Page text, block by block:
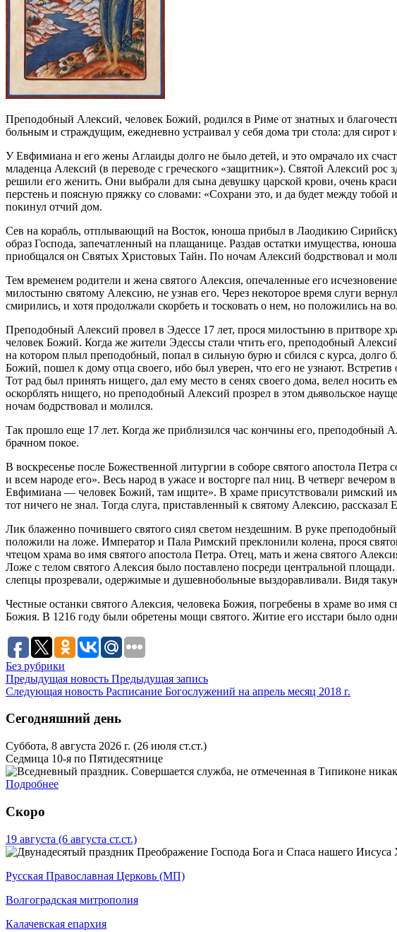
Преподобный Алексий, человек Божий, родился в Риме от знатных и
больным и страждущим, ежедневно устраивал у себя дома три стола: для
У Евфимиана и его жены Аглаиды долго не было детей, и это омрачало их
младенца Алексий (в переводе с греческого «защитник»). Святой Алексий
решили его женить. Они выбрали для сына девушку царской крови, очень
перстень и поясную пряжку со словами: «Сохрани это, и да будет между
покинул отчий дом.
Сев на корабль, отплывающий на Восток, юноша прибыл в Лаодикию
образ Господа, запечатленный на плащанице. Раздав остатки имущества,
приобщался он Святых Христовых Тайн. По ночам Алексий бодрствовал и
Тем временем родители и жена святого Алексия, опечаленные его
милостыню святому Алексию, не узнав его. Через некоторое время слуги
смирились, и хотя продолжали скорбеть и тосковать о нем, но положились на
Преподобный Алексий провел в Эдессе 17 лет, прося милостыню в притворе
человек Божий. Когда же жители Эдессы стали чтить его, преподобный
на котором плыл преподобный, попал в сильную бурю и сбился с курса,
Божий, пошел к дому отца своего, ибо был уверен, что его не узнают.
Тот рад был принять нищего, дал ему место в сенях своего дома, велел
оскорблять нищего, но преподобный Алексий прозрел в этом дьявольское
ночам бодрствовал и молился.
Так прошло еще 17 лет. Когда же приблизился час кончины его, преподобный
брачном покое.
В воскресенье после Божественной литургии в соборе святого апостола
и всем народе его». Весь народ в ужасе и восторге пал ниц. В четверг
Евфимиана ― человек Божий, там ищите». В храме присутствовали римский
тот ничего не знал. Тогда слуга, приставленный к святому Алексию,
Лик блаженно почившего святого сиял светом нездешним. В руке
положили на ложе. Император и Пала Римский преклонили колена, прося
чтецом храма во имя святого апостола Петра. Отец, мать и жена святого
Ложе с телом святого Алексия было поставлено посреди центральной
слепцы прозревали, одержимые и душевнобольные выздоравливали. Видя
Честные останки святого Алексия, человека Божия, погребены в храме во имя
Божия. В 1216 году были обретены мощи святого. Житие его исстари было
Без рубрики
Предыдущая новость Предыдущая запись
Следующая новость Расписание Богослужений на апрель месяц 2018 г.
Сегодняшний день
Суббота, 8 августа 2026 г. (26 июля ст.ст.)
Седмица 10-я по Пятидесятнице
Подробнее
Скоро
19 августа (6 августа ст.ст.)
Преображение Господа Бога и Спаса нашего Иисуса
Русская Православная Церковь (МП)
Волгоградская митрополия
Калачевская епархия